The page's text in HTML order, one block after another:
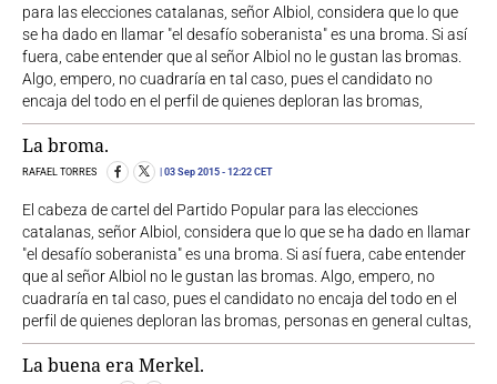
para las elecciones catalanas, señor Albiol, considera que lo que
se ha dado en llamar "el desafío soberanista" es una broma. Si así
fuera, cabe entender que al señor Albiol no le gustan las bromas.
Algo, empero, no cuadraría en tal caso, pues el candidato no
encaja del todo en el perfil de quienes deploran las bromas,
La broma.
RAFAEL TORRES 03 Sep 2015 - 12:22 CET
El cabeza de cartel del Partido Popular para las elecciones
catalanas, señor Albiol, considera que lo que se ha dado en llamar
"el desafío soberanista" es una broma. Si así fuera, cabe entender
que al señor Albiol no le gustan las bromas. Algo, empero, no
cuadraría en tal caso, pues el candidato no encaja del todo en el
perfil de quienes deploran las bromas, personas en general cultas,
La buena era Merkel.